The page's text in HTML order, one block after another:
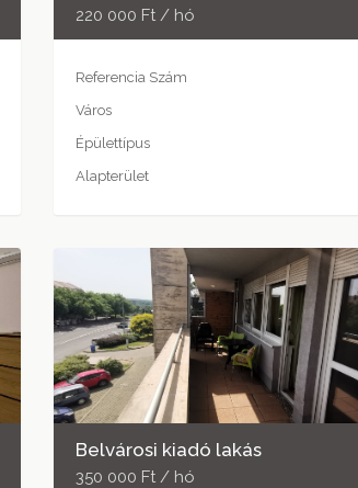
220 000 Ft / hó
Referencia Szám
Város
Épülettípus
Alapterület
Belvárosi kiadó lakás
350 000 Ft / hó